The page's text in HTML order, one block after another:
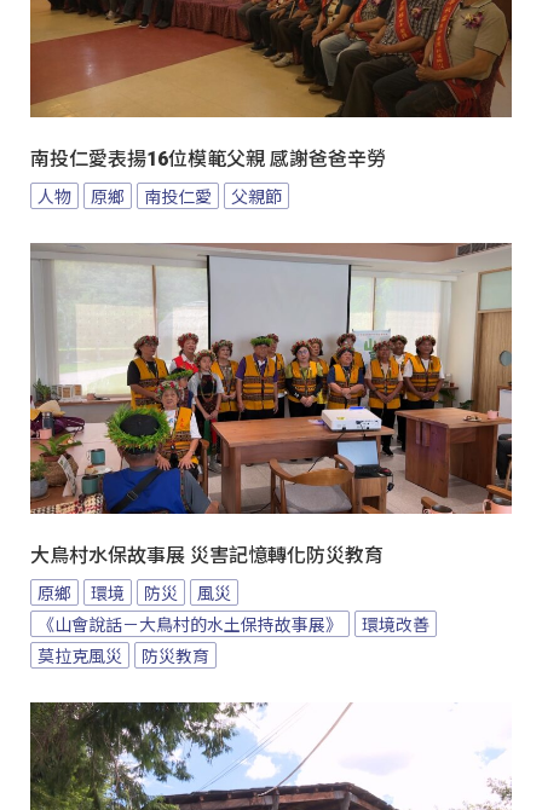
南投仁愛表揚16位模範父親 感謝爸爸辛勞
人物 原鄉 南投仁愛 父親節
大鳥村水保故事展 災害記憶轉化防災教育
原鄉 環境 防災
風災
《山會說話－大鳥村的水土保持故事展》
環境改善
莫拉克風災
防災教育